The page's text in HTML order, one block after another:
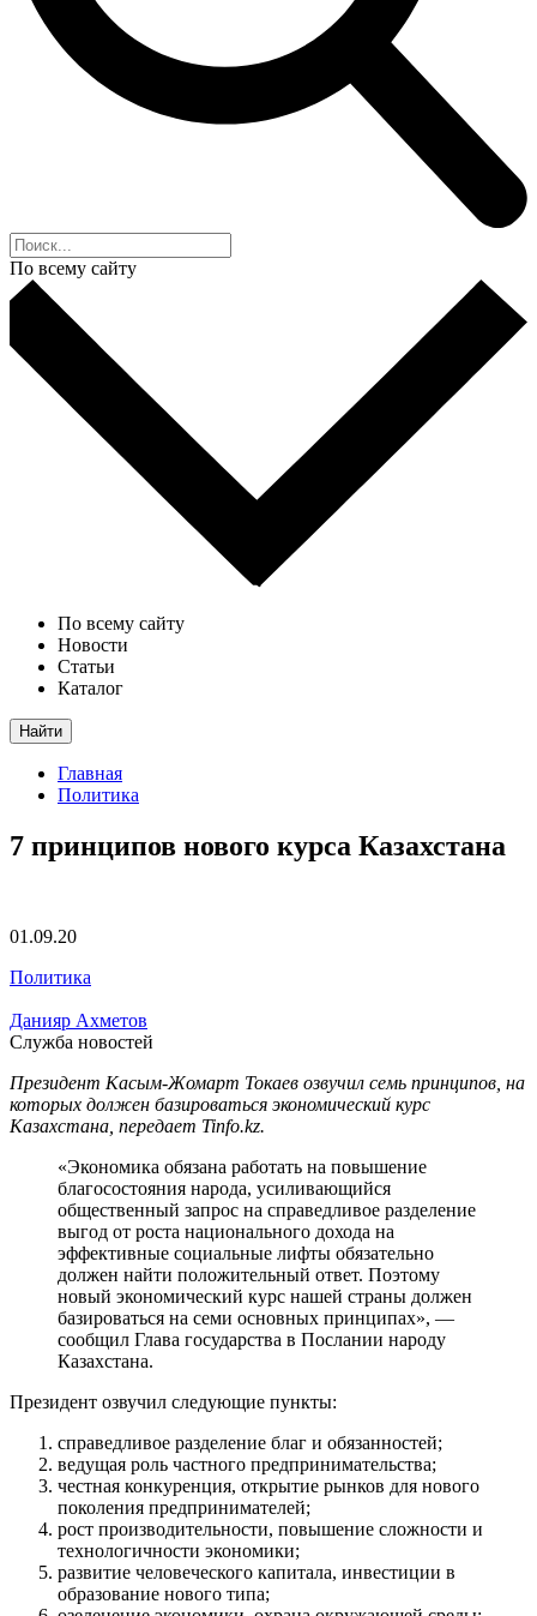
По всему сайту
По всему сайту
Новости
Статьи
Каталог
Найти
Главная
Политика
7 принципов нового курса Казахстана
01.09.20
Политика
Данияр Ахметов
Служба новостей
Президент Касым-Жомарт Токаев озвучил семь принципов, на
которых должен базироваться экономический курс
Казахстана, передает Tinfo.kz.
«Экономика обязана работать на повышение
благосостояния народа, усиливающийся
общественный запрос на справедливое разделение
выгод от роста национального дохода на
эффективные социальные лифты обязательно
должен найти положительный ответ. Поэтому
новый экономический курс нашей страны должен
базироваться на семи основных принципах», —
сообщил Глава государства в Послании народу
Казахстана.
Президент озвучил следующие пункты:
справедливое разделение благ и обязанностей;
ведущая роль частного предпринимательства;
честная конкуренция, открытие рынков для нового
поколения предпринимателей;
рост производительности, повышение сложности и
технологичности экономики;
развитие человеческого капитала, инвестиции в
образование нового типа;